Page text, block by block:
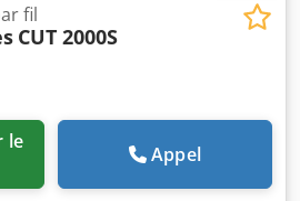
fil
CUT 2000S
Appel